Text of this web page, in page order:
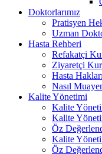
Doktorlarımız
Pratisyen
Uzman
Hasta Rehberi
Refakatçi
Ziyaretçi
Hasta Hakları
Nasıl
Kalite Yönetimi
Kalite
Kalite
Öz
Kalite
Öz